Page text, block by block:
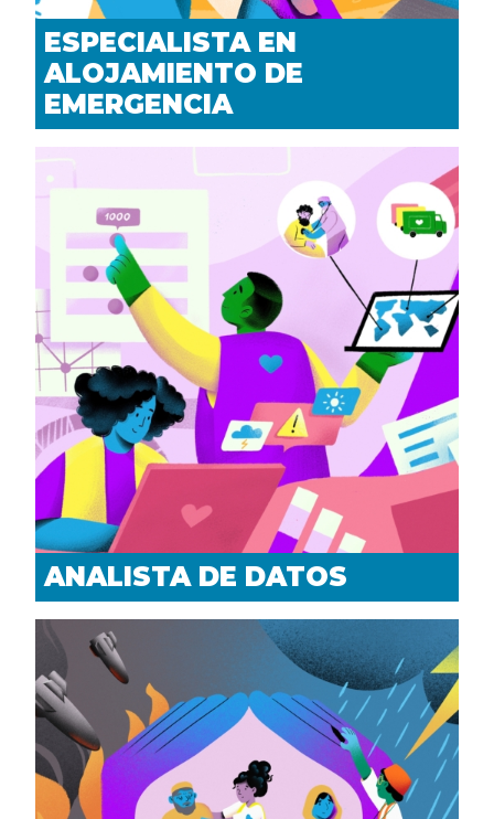
ESPECIALISTA EN
ALOJAMIENTO DE
EMERGENCIA
ANALISTA DE DATOS